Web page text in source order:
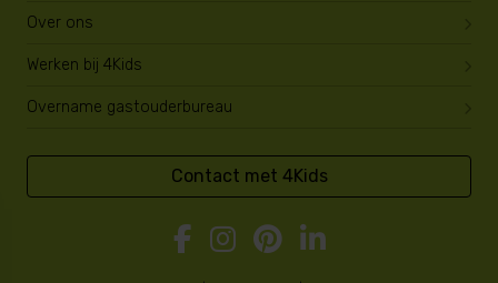
Over ons
Werken bij 4Kids
Overname gastouderbureau
Contact met 4Kids